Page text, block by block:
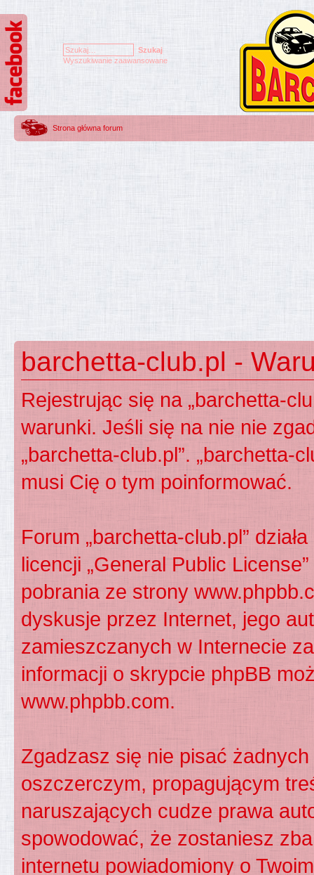
Wyszukiwanie zaawansowane
Strona główna forum
barchetta-club.pl -
Rejestrując się na „barchetta-
warunki. Jeśli się na nie nie
„barchetta-club.pl”. „barchetta-
musi Cię o tym poinformować.
Forum „barchetta-club.pl”
licencji „General Public License
pobrania ze strony
dyskusje przez Internet, jego
zamieszczanych w Internecie
informacji o skrypcie phpBB
www.phpbb.com.
Zgadzasz się nie pisać
oszczerczym, propagującym
naruszających cudze prawa
spowodować, że zostaniesz
internetu powiadomiony o